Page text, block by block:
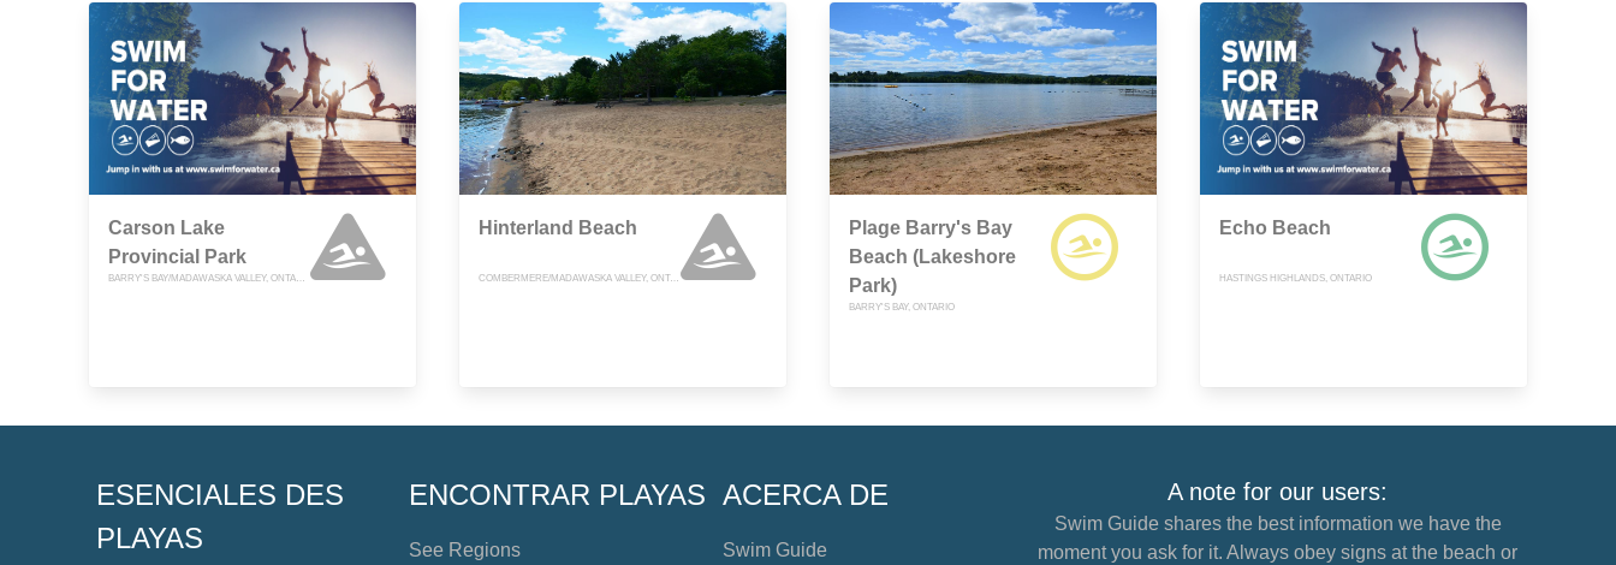
Carson Lake
Provincial Park
BARRY'S BAY/MADAWASKA VALLEY, ONTARIO
Hinterland Beach
COMBERMERE/MADAWASKA VALLEY, ONTARIO
Plage Barry's Bay
Beach (Lakeshore
Park)
BARRY'S BAY, ONTARIO
Echo Beach
HASTINGS HIGHLANDS, ONTARIO
ESENCIALES DES
PLAYAS
ENCONTRAR PLAYAS
See Regions
ACERCA DE
Swim Guide
A note for our users:
Swim Guide shares the best information we have the
moment you ask for it. Always obey signs at the beach or